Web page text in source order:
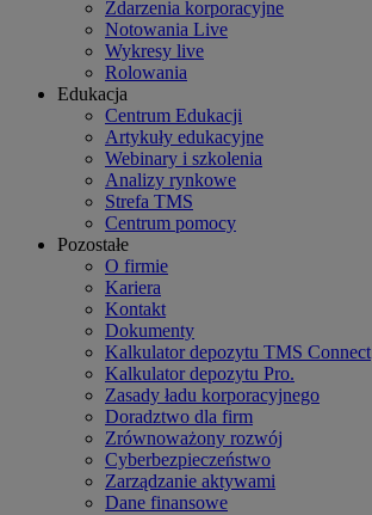
Zdarzenia korporacyjne
Notowania Live
Wykresy live
Rolowania
Edukacja
Centrum Edukacji
Artykuły edukacyjne
Webinary i szkolenia
Analizy rynkowe
Strefa TMS
Centrum pomocy
Pozostałe
O firmie
Kariera
Kontakt
Dokumenty
Kalkulator depozytu TMS Connect
Kalkulator depozytu Pro.
Zasady ładu korporacyjnego
Doradztwo dla firm
Zrównoważony rozwój
Cyberbezpieczeństwo
Zarządzanie aktywami
Dane finansowe